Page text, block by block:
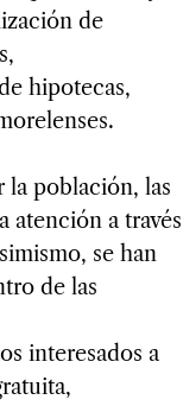
de
hipotecas,
la población, las
atención a través
se han
de las
interesados a